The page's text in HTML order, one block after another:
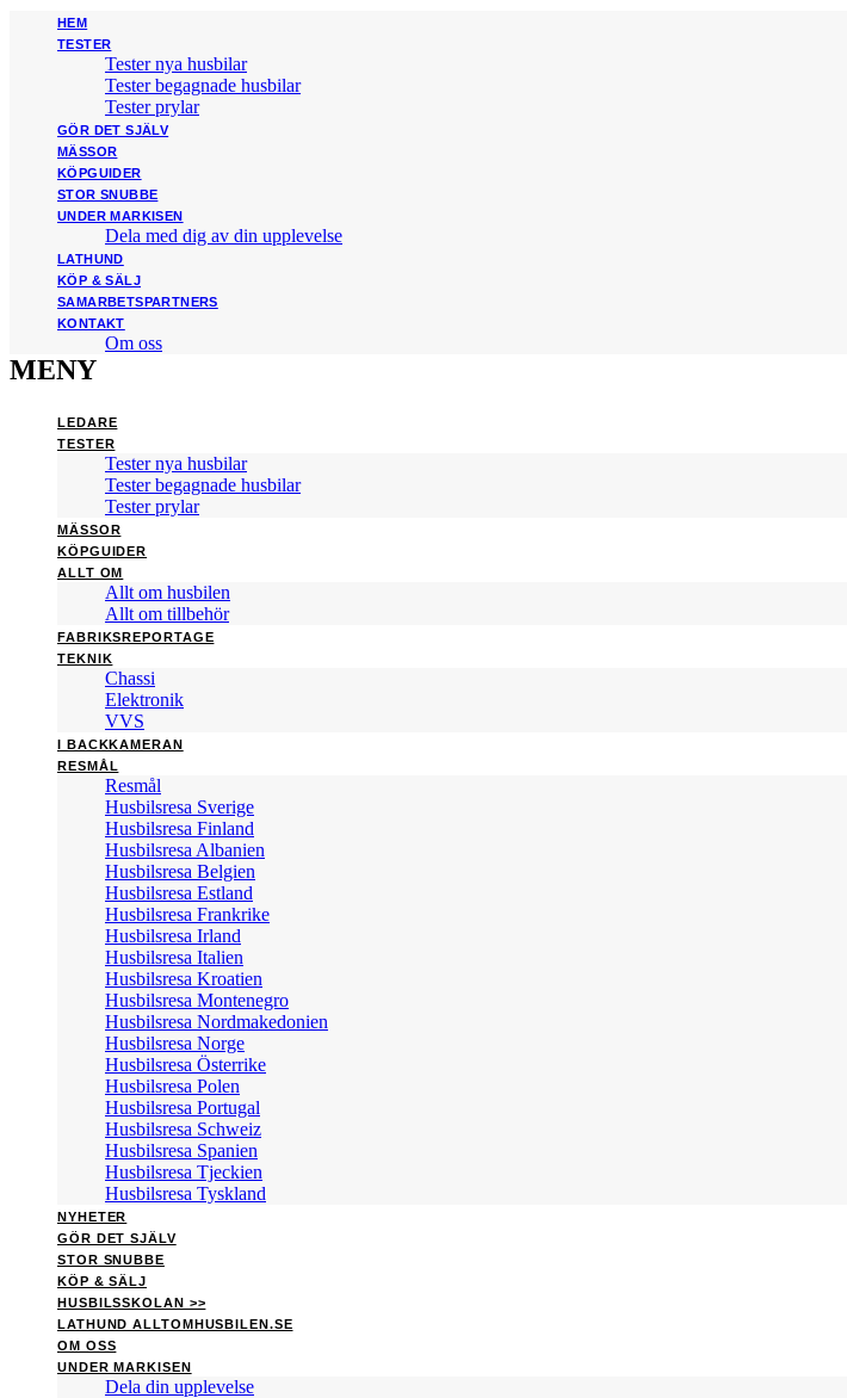
HEM
TESTER
Tester nya husbilar
Tester begagnade husbilar
Tester prylar
GÖR DET SJÄLV
MÄSSOR
KÖPGUIDER
STOR SNUBBE
UNDER MARKISEN
Dela med dig av din upplevelse
LATHUND
KÖP & SÄLJ
SAMARBETSPARTNERS
KONTAKT
Om oss
MENY
LEDARE
TESTER
Tester nya husbilar
Tester begagnade husbilar
Tester prylar
MÄSSOR
KÖPGUIDER
ALLT OM
Allt om husbilen
Allt om tillbehör
FABRIKSREPORTAGE
TEKNIK
Chassi
Elektronik
VVS
I BACKKAMERAN
RESMÅL
Resmål
Husbilsresa Sverige
Husbilsresa Finland
Husbilsresa Albanien
Husbilsresa Belgien
Husbilsresa Estland
Husbilsresa Frankrike
Husbilsresa Irland
Husbilsresa Italien
Husbilsresa Kroatien
Husbilsresa Montenegro
Husbilsresa Nordmakedonien
Husbilsresa Norge
Husbilsresa Österrike
Husbilsresa Polen
Husbilsresa Portugal
Husbilsresa Schweiz
Husbilsresa Spanien
Husbilsresa Tjeckien
Husbilsresa Tyskland
NYHETER
GÖR DET SJÄLV
STOR SNUBBE
KÖP & SÄLJ
HUSBILSSKOLAN >>
LATHUND ALLTOMHUSBILEN.SE
OM OSS
UNDER MARKISEN
Dela din upplevelse